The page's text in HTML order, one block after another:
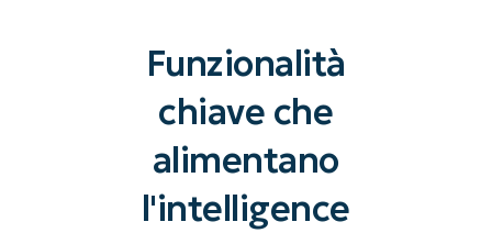
Funzionalità
chiave che
alimentano
l'intelligence